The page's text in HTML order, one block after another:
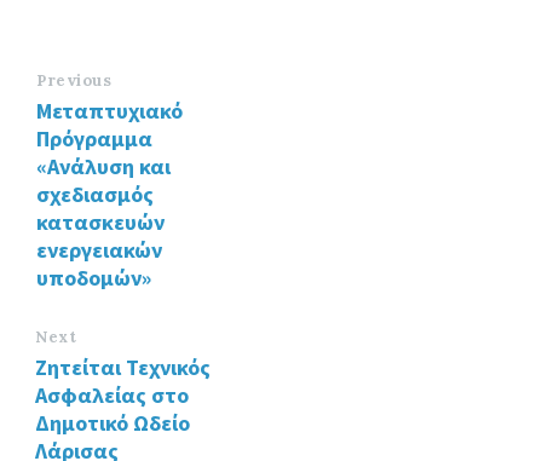
o
o
k
dI
n
Previous
Μεταπτυχιακό
Πρόγραμμα
«Ανάλυση και
σχεδιασμός
κατασκευών
ενεργειακών
υποδομών»
Next
Ζητείται Τεχνικός
Ασφαλείας στο
Δημοτικό Ωδείο
Λάρισας